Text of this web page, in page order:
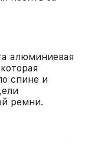
алюминиевая
спине и
ремни.